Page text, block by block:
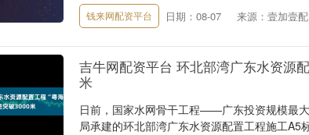
钱来网配资平台 日期：08-07 来源：壹加壹
吉牛网配资平台 环北部湾广东水资源
米
日前，国家水网骨干工程——广东投资规模最
局承建的环北部湾广东水资源配置工程施工A5